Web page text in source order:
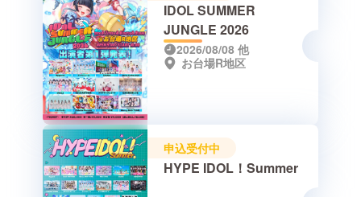
IDOL SUMMER
JUNGLE 2026
2026/08/08 他
お台場R地区
申込受付中
HYPE IDOL！Summer